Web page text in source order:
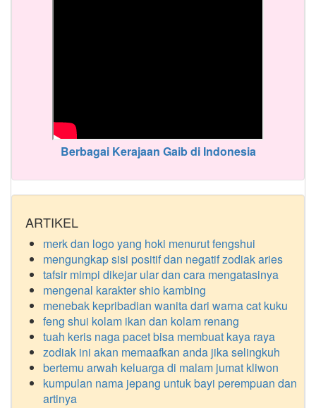
Berbagai Kerajaan Gaib di Indonesia
ARTIKEL
merk dan logo yang hoki menurut fengshui
mengungkap sisi positif dan negatif zodiak aries
tafsir mimpi dikejar ular dan cara mengatasinya
mengenal karakter shio kambing
menebak kepribadian wanita dari warna cat kuku
feng shui kolam ikan dan kolam renang
tuah keris naga pacet bisa membuat kaya raya
zodiak ini akan memaafkan anda jika selingkuh
bertemu arwah keluarga di malam jumat kliwon
kumpulan nama jepang untuk bayi perempuan dan
artinya